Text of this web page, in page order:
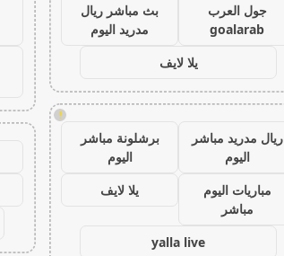
جول العرب
goalarab
بث مباشر ريال
مدريد اليوم
يلا لايف
!
ريال مدريد مباشر
اليوم
برشلونة مباشر
اليوم
مباريات اليوم
مباشر
يلا لايف
yalla live